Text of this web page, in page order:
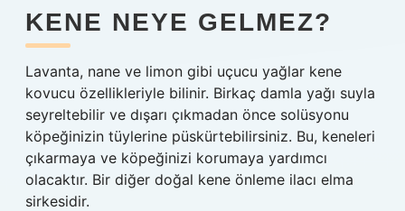
KENE NEYE GELMEZ?
Lavanta, nane ve limon gibi uçucu yağlar kene
kovucu özellikleriyle bilinir. Birkaç damla yağı suyla
seyreltebilir ve dışarı çıkmadan önce solüsyonu
köpeğinizin tüylerine püskürtebilirsiniz. Bu, keneleri
çıkarmaya ve köpeğinizi korumaya yardımcı
olacaktır. Bir diğer doğal kene önleme ilacı elma
sirkesidir.